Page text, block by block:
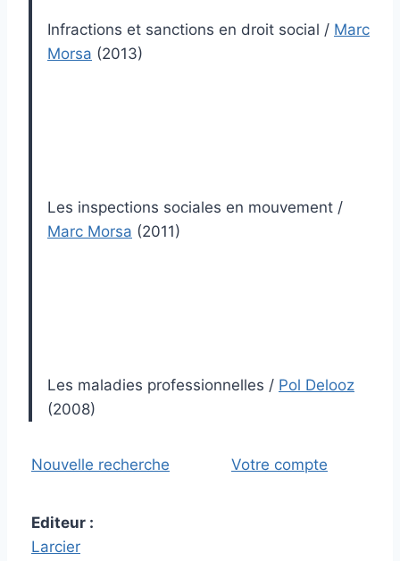
Infractions et sanctions en droit social / Marc
Morsa (2013)
Les inspections sociales en mouvement /
Marc Morsa (2011)
Les maladies professionnelles / Pol Delooz
(2008)
Nouvelle recherche Votre compte
Editeur :
Larcier